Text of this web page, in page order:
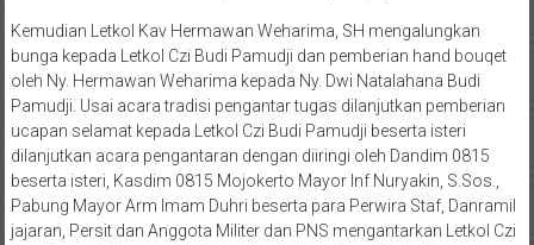
Kemudian Letkol Kav Hermawan Weharima, SH mengalungkan
bunga kepada Letkol Czi Budi Pamudji dan pemberian hand bouqet
oleh Ny. Hermawan Weharima kepada Ny. Dwi Natalahana Budi
Pamudji. Usai acara tradisi pengantar tugas dilanjutkan pemberian
ucapan selamat kepada Letkol Czi Budi Pamudji beserta isteri
dilanjutkan acara pengantaran dengan diiringi oleh Dandim 0815
beserta isteri, Kasdim 0815 Mojokerto Mayor Inf Nuryakin, S.Sos.,
Pabung Mayor Arm Imam Duhri beserta para Perwira Staf, Danramil
jajaran, Persit dan Anggota Militer dan PNS mengantarkan Letkol Czi